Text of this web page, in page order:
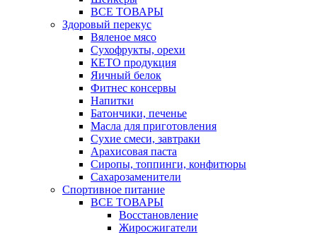
ВСЕ ТОВАРЫ
Здоровый перекус
Вяленое мясо
Сухофрукты, орехи
КЕТО продукция
Яичный белок
Фитнес консервы
Напитки
Батончики, печенье
Масла для приготовления
Сухие смеси, завтраки
Арахисовая паста
Сиропы, топпинги, конфитюры
Сахарозаменители
Спортивное питание
ВСЕ ТОВАРЫ
Восстановление
Жиросжигатели